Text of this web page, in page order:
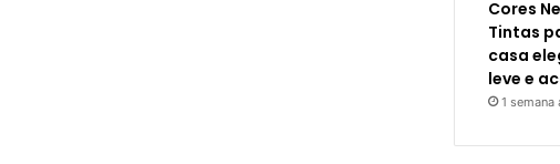
Cores
Tintas
casa
leve e
1 semana